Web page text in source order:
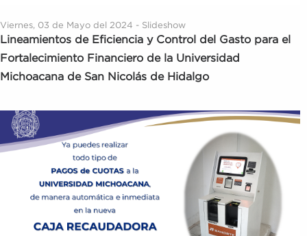
Viernes, 03 de Mayo del 2024 - Slideshow
Lineamientos de Eficiencia y Control del Gasto para el
Fortalecimiento Financiero de la Universidad
Michoacana de San Nicolás de Hidalgo